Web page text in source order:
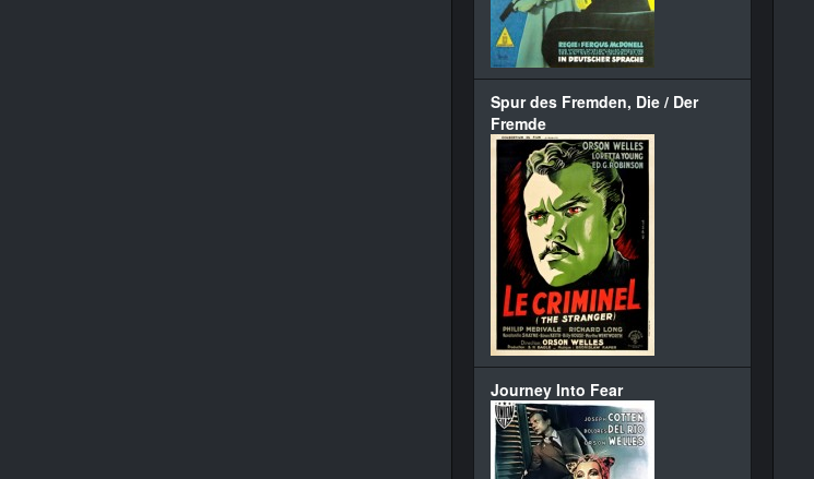
Spur des Fremden, Die / Der
Fremde
Journey Into Fear